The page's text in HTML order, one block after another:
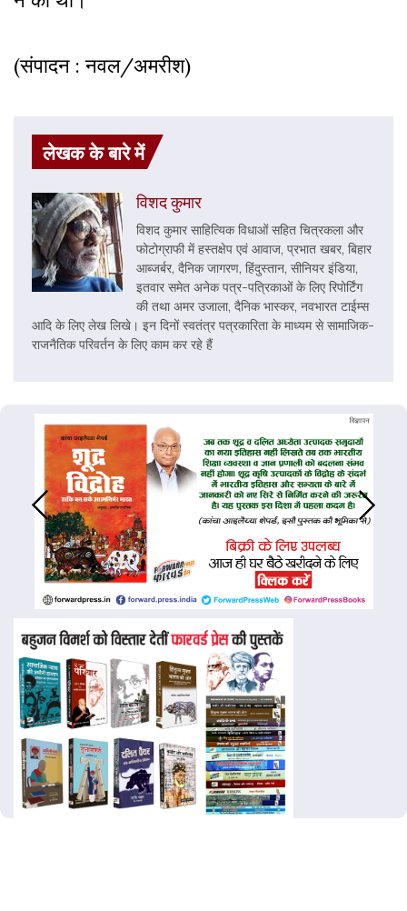
(संपादन : नवल/अमरीश)
लेखक के बारे में
विशद कुमार
विशद कुमार साहित्यिक विधाओं सहित चित्रकला और
फोटोग्राफी में हस्तक्षेप एवं आवाज, प्रभात खबर, बिहार
आब्जर्बर, दैनिक जागरण, हिंदुस्तान, सीनियर इंडिया,
इतवार समेत अनेक पत्र-पत्रिकाओं के लिए रिपोर्टिंग
की तथा अमर उजाला, दैनिक भास्कर, नवभारत टाईम्स
आदि के लिए लेख लिखे। इन दिनों स्वतंत्र पत्रकारिता के माध्यम से सामाजिक-
राजनैतिक परिवर्तन के लिए काम कर रहे हैं